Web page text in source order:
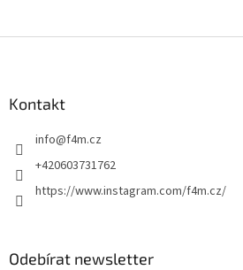
Kontakt
info@f4m.cz
+420603731762
https://www.instagram.com/f4m.cz/
Odebírat newsletter